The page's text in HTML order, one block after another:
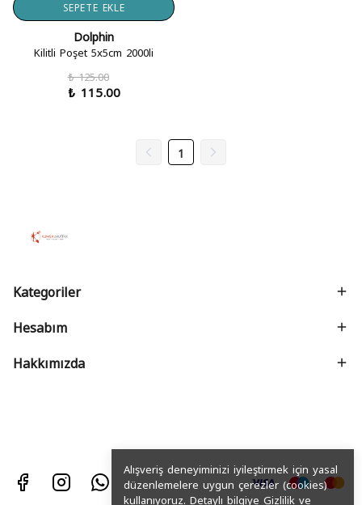
Alışveriş deneyiminizi iyileştirmek için yasal
düzenlemelere uygun çerezler (cookies)
kullanıyoruz. Detaylı bilgiye Gizlilik ve
SEPETE EKLE
Dolphin
Kilitli Poşet 5x5cm 2000li
₺ 125.00
₺ 115.00
1
Kategoriler
Hesabım
Hakkımızda